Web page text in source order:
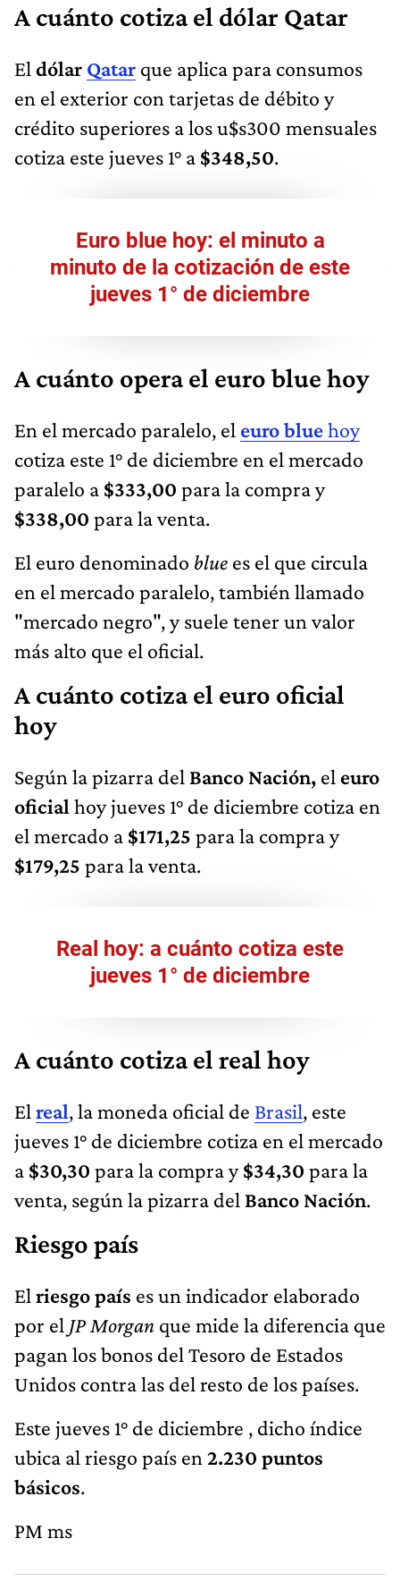
A cuánto cotiza el dólar Qatar
El dólar Qatar que aplica para consumos
en el exterior con tarjetas de débito y
crédito superiores a los u$s300 mensuales
cotiza este jueves 1° a $348,50.
Euro blue hoy: el minuto a
minuto de la cotización de este
jueves 1° de diciembre
A cuánto opera el euro blue hoy
En el mercado paralelo, el euro bluehoy
cotiza este 1° de diciembre en el mercado
paralelo a $333,00 para la compra y
$338,00 para la venta.
El euro denominado blue es el que circula
en el mercado paralelo, también llamado
"mercado negro", y suele tener un valor
más alto que el oficial.
A cuánto cotiza el euro oficial
hoy
Según la pizarra del Banco Nación, el euro
oficial hoy jueves 1° de diciembre cotiza en
el mercado a $171,25 para la compra y
$179,25 para la venta.
Real hoy: a cuánto cotiza este
jueves 1° de diciembre
A cuánto cotiza el real hoy
El real, la moneda oficial de Brasil, este
jueves 1° de diciembre cotiza en el mercado
a $30,30 para la compra y$34,30 para la
venta, según la pizarra del Banco Nación.
Riesgo país
El riesgo país es un indicador elaborado
por el JP Morgan que mide la diferencia que
pagan los bonos del Tesoro de Estados
Unidos contra las del resto de los países.
Este jueves 1° de diciembre , dicho índice
ubica al riesgo país en 2.230 puntos
básicos.
PM ms